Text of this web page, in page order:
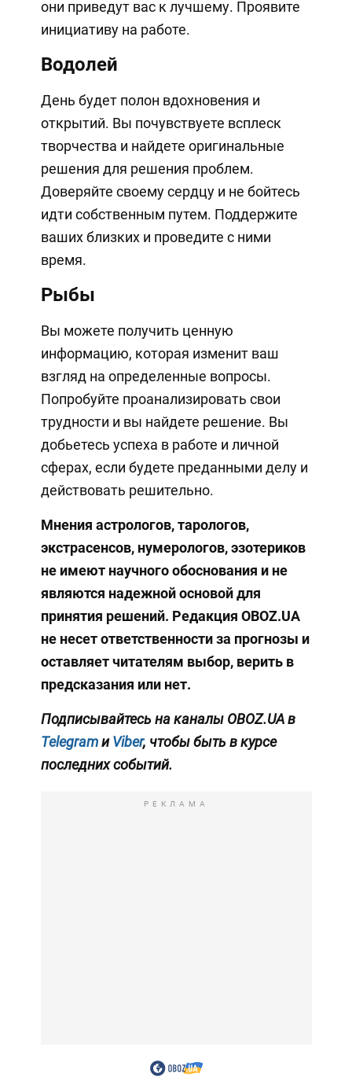
они приведут вас к лучшему. Проявите
инициативу на работе.
Водолей
День будет полон вдохновения и
открытий. Вы почувствуете всплеск
творчества и найдете оригинальные
решения для решения проблем.
Доверяйте своему сердцу и не бойтесь
идти собственным путем. Поддержите
ваших близких и проведите с ними
время.
Рыбы
Вы можете получить ценную
информацию, которая изменит ваш
взгляд на определенные вопросы.
Попробуйте проанализировать свои
трудности и вы найдете решение. Вы
добьетесь успеха в работе и личной
сферах, если будете преданными делу и
действовать решительно.
Мнения астрологов, тарологов,
экстрасенсов, нумерологов, эзотериков
не имеют научного обоснования и не
являются надежной основой для
принятия решений. Редакция OBOZ.UA
не несет ответственности за прогнозы и
оставляет читателям выбор, верить в
предсказания или нет.
Подписывайтесь на каналы OBOZ.UA в
TelegramиViber, чтобы быть в курсе
последних событий.
РЕКЛАМА